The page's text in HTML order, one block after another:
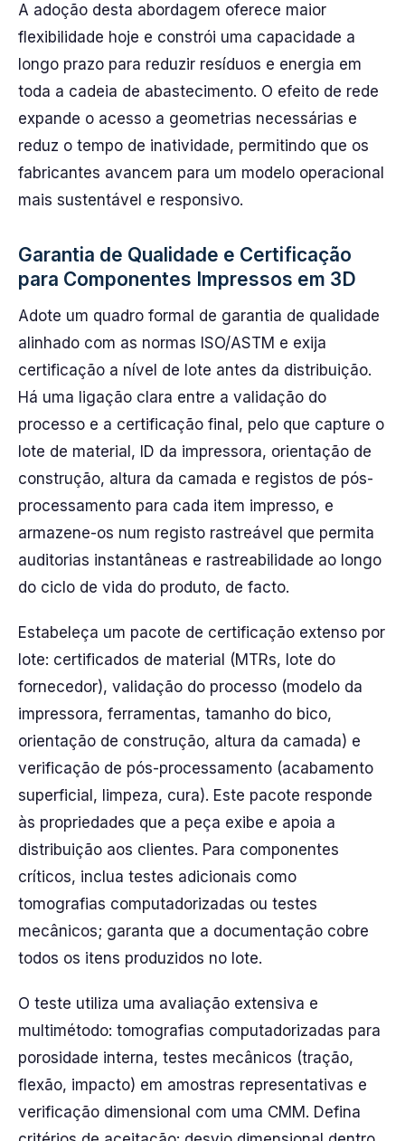
A adoção desta abordagem oferece maior
flexibilidade hoje e constrói uma capacidade a
longo prazo para reduzir resíduos e energia em
toda a cadeia de abastecimento. O efeito de rede
expande o acesso a geometrias necessárias e
reduz o tempo de inatividade, permitindo que os
fabricantes avancem para um modelo operacional
mais sustentável e responsivo.
Garantia de Qualidade e Certificação
para Componentes Impressos em 3D
Adote um quadro formal de garantia de qualidade
alinhado com as normas ISO/ASTM e exija
certificação a nível de lote antes da distribuição.
Há uma ligação clara entre a validação do
processo e a certificação final, pelo que capture o
lote de material, ID da impressora, orientação de
construção, altura da camada e registos de pós-
processamento para cada item impresso, e
armazene-os num registo rastreável que permita
auditorias instantâneas e rastreabilidade ao longo
do ciclo de vida do produto, de facto.
Estabeleça um pacote de certificação extenso por
lote: certificados de material (MTRs, lote do
fornecedor), validação do processo (modelo da
impressora, ferramentas, tamanho do bico,
orientação de construção, altura da camada) e
verificação de pós-processamento (acabamento
superficial, limpeza, cura). Este pacote responde
às propriedades que a peça exibe e apoia a
distribuição aos clientes. Para componentes
críticos, inclua testes adicionais como
tomografias computadorizadas ou testes
mecânicos; garanta que a documentação cobre
todos os itens produzidos no lote.
O teste utiliza uma avaliação extensiva e
multimétodo: tomografias computadorizadas para
porosidade interna, testes mecânicos (tração,
flexão, impacto) em amostras representativas e
verificação dimensional com uma CMM. Defina